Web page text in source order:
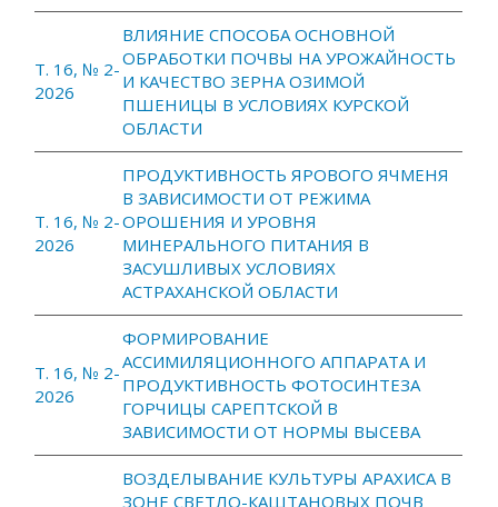
Т. 16, № 2-
2026
ВЛИЯНИЕ СПОСОБА ОСНОВНОЙ
ОБРАБОТКИ ПОЧВЫ НА УРОЖАЙНОСТЬ
И КАЧЕСТВО ЗЕРНА ОЗИМОЙ
ПШЕНИЦЫ В УСЛОВИЯХ КУРСКОЙ
ОБЛАСТИ
Т. 16, № 2-
2026
ПРОДУКТИВНОСТЬ ЯРОВОГО ЯЧМЕНЯ
В ЗАВИСИМОСТИ ОТ РЕЖИМА
ОРОШЕНИЯ И УРОВНЯ
МИНЕРАЛЬНОГО ПИТАНИЯ В
ЗАСУШЛИВЫХ УСЛОВИЯХ
АСТРАХАНСКОЙ ОБЛАСТИ
Т. 16, № 2-
2026
ФОРМИРОВАНИЕ
АССИМИЛЯЦИОННОГО АППАРАТА И
ПРОДУКТИВНОСТЬ ФОТОСИНТЕЗА
ГОРЧИЦЫ САРЕПТСКОЙ В
ЗАВИСИМОСТИ ОТ НОРМЫ ВЫСЕВА
ВОЗДЕЛЫВАНИЕ КУЛЬТУРЫ АРАХИСА В
ЗОНЕ СВЕТЛО-КАШТАНОВЫХ ПОЧВ